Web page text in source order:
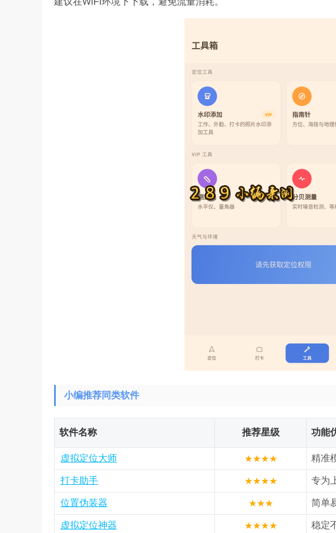
小编推荐同类软件
软件名称 推荐星级 功能
虚拟定位大师 ★★★★ 精准
打卡助手 ★★★★ 专为
位置伪装器 ★★★ 简单
虚拟定位神器 ★★★★ 稳定